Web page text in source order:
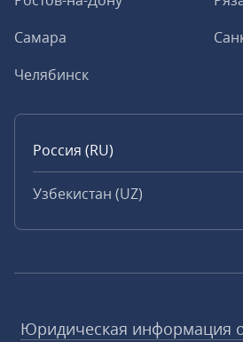
Самара
Челябинск
Россия (RU)
Узбекистан (UZ)
Юридическая информация